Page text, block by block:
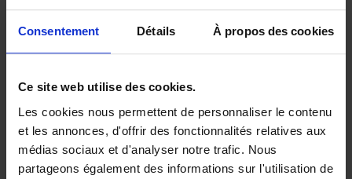
Consentement Détails À propos des cookies
Ce site web utilise des cookies.
Les cookies nous permettent de personnaliser le contenu
et les annonces, d'offrir des fonctionnalités relatives aux
médias sociaux et d'analyser notre trafic. Nous
partageons également des informations sur l'utilisation de
Building Bonds = Building
Business
Jochen Roef Jozefien De Feyter
Carolien Boom
Couverture souple
2025 200